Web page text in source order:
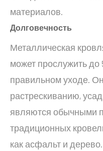
материалов.
Долговечность
Металлическая
может прослужить до
правильном уходе.
растрескиванию,
являются обычными
традиционных
как асфальт и